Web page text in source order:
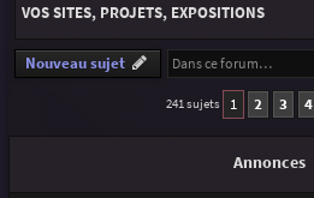
VOS SITES, PROJETS, EXPOSITIONS
Nouveau sujet
241 sujets 1 2 3 4
Annonces